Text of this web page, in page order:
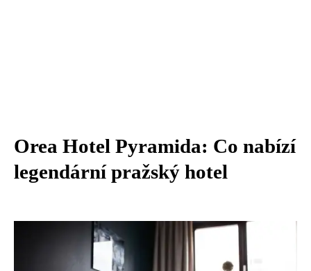
Orea Hotel Pyramida: Co nabízí
legendární pražský hotel